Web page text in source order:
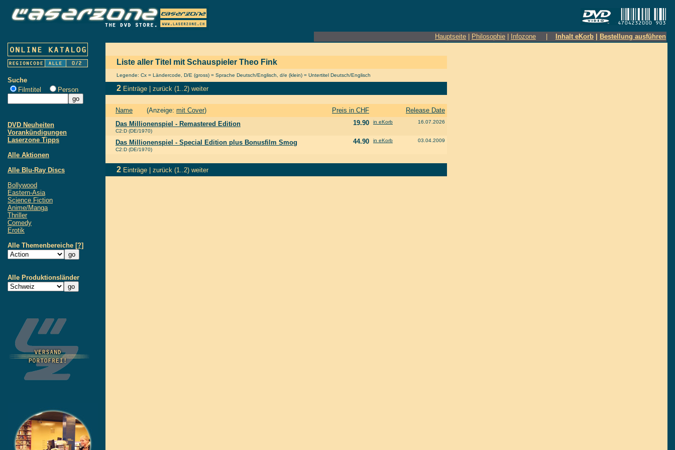
Hauptseite Philosophie Infozone Inhalt eKorb Bestellung ausführen
Suche
Filmtitel
Person
DVD Neuheiten
Vorankündigungen
Laserzone Tipps
Alle Aktionen
Alle Blu-Ray Discs
Bollywood
Eastern-Asia
Science Fiction
Anime/Manga
Thriller
Comedy
Erotik
Alle Themenbereiche [?]
Alle Produktionsländer
Liste aller Titel mit Schauspieler Theo Fink
Legende: Cx = Ländercode, D/E (gross) = Sprache Deutsch/Englisch, d/e (klein) = Untertitel Deutsch/Englisch
2 Einträge | zurück (1..2) weiter
Name (Anzeige: mit Cover) Preis in CHF
Release Date
Das Millionenspiel - Remastered Edition
C2:D (DE/1970)
19.90 in eKorb 16.07.2026
Das Millionenspiel - Special Edition plus Bonusfilm Smog
C2:D (DE/1970)
44.90 in eKorb 03.04.2009
2 Einträge | zurück (1..2) weiter